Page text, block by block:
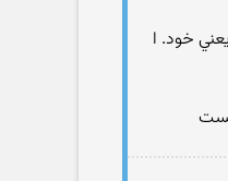
خود. ا